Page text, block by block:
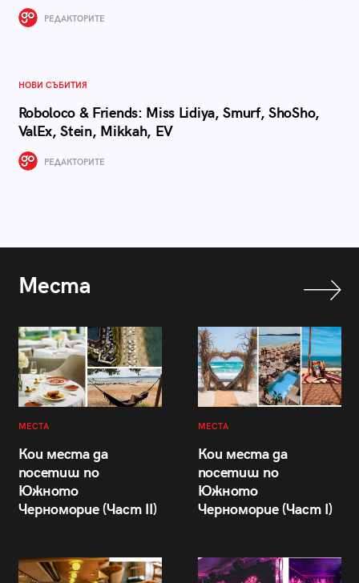
РЕДАКТОРИТЕ
НОВИ СЪБИТИЯ
Roboloco & Friends: Miss Lidiya, Smurf, ShoSho,
ValEx, Stein, Mikkah, EV
РЕДАКТОРИТЕ
Места
МЕСТА
Кои места да
посетиш по
Южното
Черноморие (Част II)
МЕСТА
Кои места да
посетиш по
Южното
Черноморие (Част I)